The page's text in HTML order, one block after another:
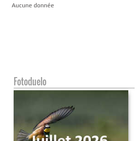
Aucune donnée
Fotoduelo